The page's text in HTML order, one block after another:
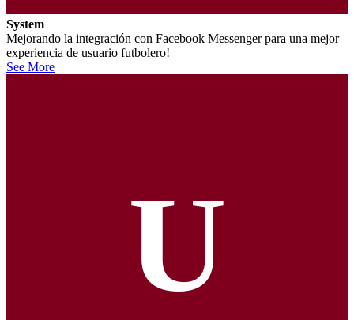
System
Mejorando la integración con Facebook Messenger para una mejor
experiencia de usuario futbolero!
See More
U